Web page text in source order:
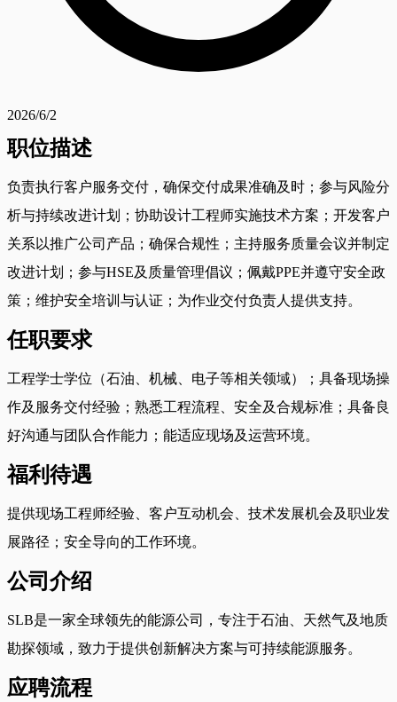
2026/6/2
职位描述
负责执行客户服务交付，确保交付成果准确及时；参与风险分
析与持续改进计划；协助设计工程师实施技术方案；开发客户
关系以推广公司产品；确保合规性；主持服务质量会议并制定
改进计划；参与HSE及质量管理倡议；佩戴PPE并遵守安全政
策；维护安全培训与认证；为作业交付负责人提供支持。
任职要求
工程学士学位（石油、机械、电子等相关领域）；具备现场操
作及服务交付经验；熟悉工程流程、安全及合规标准；具备良
好沟通与团队合作能力；能适应现场及运营环境。
福利待遇
提供现场工程师经验、客户互动机会、技术发展机会及职业发
展路径；安全导向的工作环境。
公司介绍
SLB是一家全球领先的能源公司，专注于石油、天然气及地质
勘探领域，致力于提供创新解决方案与可持续能源服务。
应聘流程